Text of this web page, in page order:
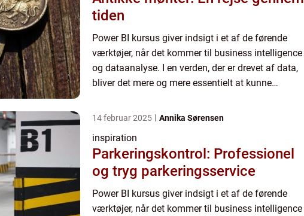
tiden
Power BI kursus giver indsigt i et af de førende
værktøjer, når det kommer til business intelligence
og dataanalyse. I en verden, der er drevet af data,
bliver det mere og mere essentielt at kunne
Microsoft...
14 februar 2025 Annika Sørensen
inspiration
Parkeringskontrol: Professionel
og tryg parkeringsservice
Power BI kursus giver indsigt i et af de førende
værktøjer, når det kommer til business intelligence